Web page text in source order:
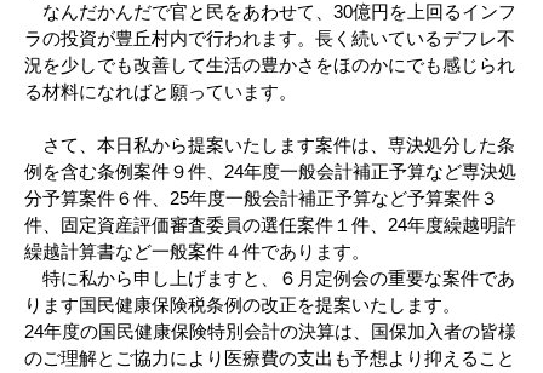
なんだかんだで官と民をあわせて、30億円を上回るインフ
ラの投資が豊丘村内で行われます。長く続いているデフレ不
況を少しでも改善して生活の豊かさをほのかにでも感じられ
る材料になればと願っています。
さて、本日私から提案いたします案件は、専決処分した条
例を含む条例案件９件、24年度一般会計補正予算など専決処
分予算案件６件、25年度一般会計補正予算など予算案件３
件、固定資産評価審査委員の選任案件１件、24年度繰越明許
繰越計算書など一般案件４件であります。
特に私から申し上げますと、６月定例会の重要な案件であ
ります国民健康保険税条例の改正を提案いたします。
24年度の国民健康保険特別会計の決算は、国保加入者の皆様
のご理解とご協力により医療費の支出も予想より抑えること